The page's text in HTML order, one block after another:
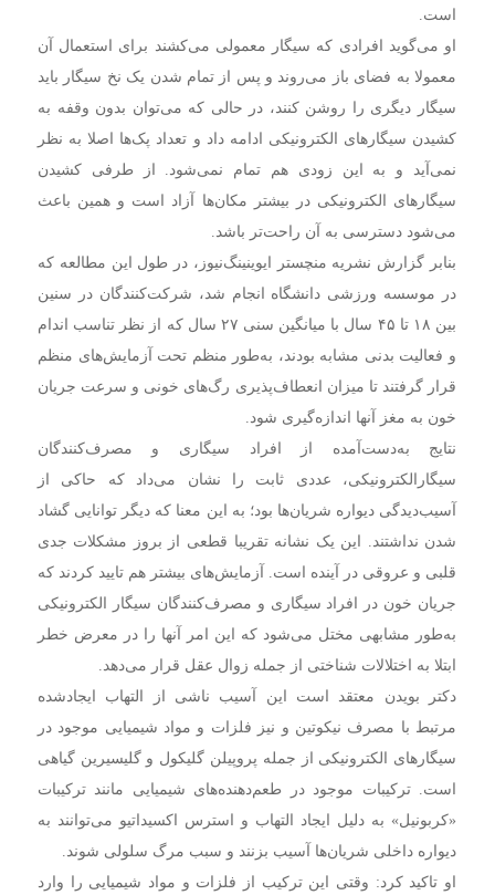
است.
او می‌گوید افرادی که سیگار معمولی می‌کشند برای استعمال آن
معمولا به فضای باز می‌روند و پس از تمام شدن یک نخ سیگار باید
سیگار دیگری را روشن کنند، در حالی‌ که می‌توان بدون وقفه به
کشیدن سیگارهای الکترونیکی ادامه داد و تعداد پک‌ها اصلا به نظر
نمی‌آید و به این زودی هم تمام نمی‌شود. از طرفی کشیدن
سیگارهای الکترونیکی در بیشتر مکان‌ها آزاد است و همین باعث
می‌شود دسترسی به آن راحت‌تر باشد.
بنابر گزارش نشریه منچستر ایوینینگ‌نیوز، در طول این مطالعه که
در موسسه ورزشی دانشگاه انجام شد، شرکت‌کنندگان در سنین
بین ۱۸ تا ۴۵ سال با میانگین سنی ۲۷ سال که از نظر تناسب اندام
و فعالیت بدنی مشابه بودند، به‌طور منظم تحت آزمایش‌های منظم
قرار گرفتند تا میزان انعطاف‌پذیری رگ‌های خونی و سرعت جریان
خون به مغز آنها اندازه‌گیری شود.
نتایج به‌دست‌آمده از افراد سیگاری و مصرف‌کنندگان
سیگارالکترونیکی، عددی ثابت را نشان می‌داد که حاکی از
آسیب‌دیدگی دیواره شریان‌ها بود؛ به این معنا که دیگر توانایی گشاد
شدن نداشتند. این یک نشانه تقریبا قطعی از بروز مشکلات جدی
قلبی و عروقی در آینده است. آزمایش‌های بیشتر هم تایید کردند که
جریان خون در افراد سیگاری‌ و مصرف‌کنندگان سیگار الکترونیکی
به‌طور مشابهی مختل می‌شود که این امر آنها را در معرض خطر
ابتلا به اختلالات شناختی از جمله زوال عقل قرار می‌دهد.
دکتر بویدن معتقد است این آسیب ناشی از التهاب ایجادشده
مرتبط با مصرف نیکوتین و نیز فلزات و مواد شیمیایی موجود در
سیگارهای الکترونیکی از جمله پروپیلن گلیکول و گلیسیرین گیاهی
است. ترکیبات موجود در طعم‌دهنده‌های شیمیایی مانند ترکیبات
«کربونیل» به دلیل ایجاد التهاب و استرس اکسیداتیو می‌توانند به
دیواره داخلی شریان‌ها آسیب بزنند و سبب مرگ سلولی شوند.
او تاکید کرد: وقتی این ترکیب از فلزات و مواد شیمیایی را وارد